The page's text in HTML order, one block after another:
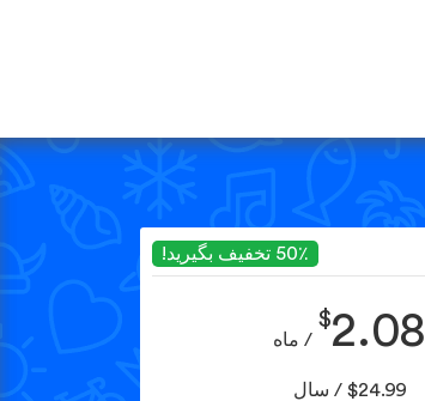
50٪ تخفیف بگیرید!
$2.08 / ماه
$24.99 / سال